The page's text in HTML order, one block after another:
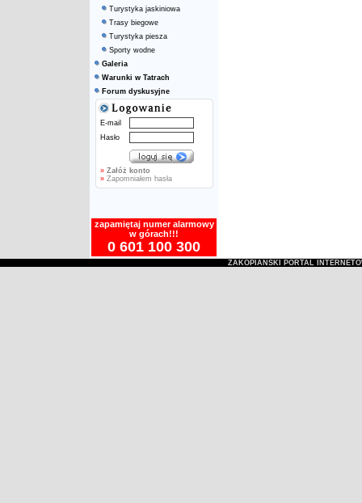
Turystyka jaskiniowa
Trasy biegowe
Turystyka piesza
Sporty wodne
Galeria
Warunki w Tatrach
Forum dyskusyjne
E-mail
Hasło
» Załóż konto
»Zapomniałem hasła
zapamiętaj numer alarmowy
w górach!!!
0 601 100 300
ZAKOPIAŃSKI PORTAL